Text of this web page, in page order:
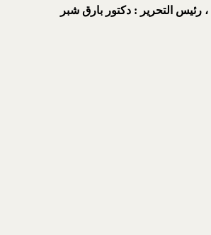
رئيس التحرير : دكتور بارق شبر